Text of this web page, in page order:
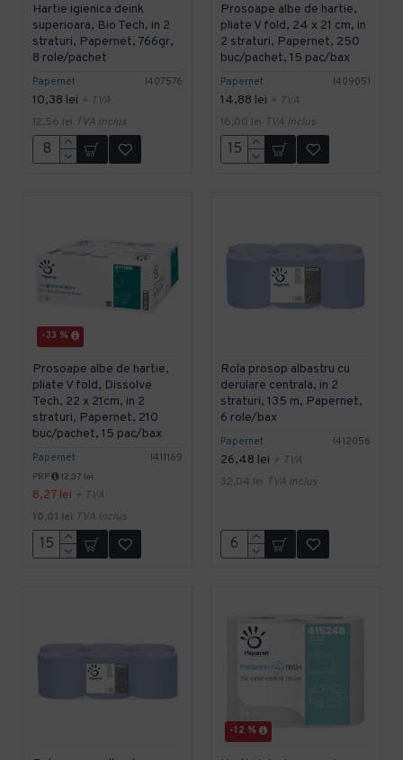
Papernet I407576
Hartie igienica deink
superioara, Bio Tech, in 2
straturi, Papernet, 766gr,
8 role/pachet
10,38 lei + TVA
12,56 lei TVA inclus
Papernet I409051
Prosoape albe de hartie,
pliate V fold, 24 x 21 cm, in
2 straturi, Papernet, 250
buc/pachet, 15 pac/bax
14,88 lei + TVA
18,00 lei TVA inclus
-33 %
Papernet I411169
Prosoape albe de hartie,
pliate V fold, Dissolve
Tech, 22 x 21cm, in 2
straturi, Papernet, 210
buc/pachet, 15 pac/bax
PRP 12,37 lei
8,27 lei + TVA
10,01 lei TVA inclus
Papernet I412056
Rola prosop albastru cu
derulare centrala, in 2
straturi, 135 m, Papernet,
6 role/bax
26,48 lei + TVA
32,04 lei TVA inclus
-12 %